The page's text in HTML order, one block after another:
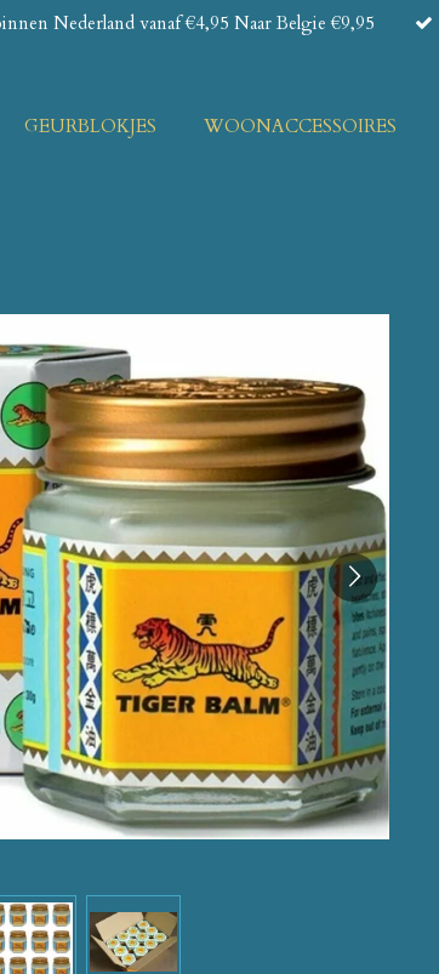
Nederland vanaf €4,95 Naar Belgie €9,95
GEURBLOKJES WOONACCESSOIRES